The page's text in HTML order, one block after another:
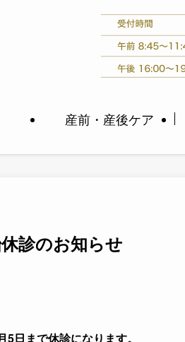
産前・産後ケア
診のお知らせ
日まで休診になります。